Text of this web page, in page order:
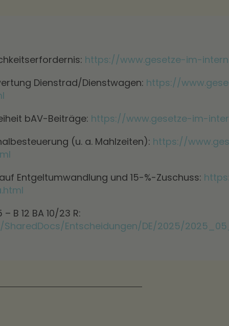
https://www.gesetze-im-
Dienstrad/Dienstwagen: https://
bAV-Beiträge: https://www.gesetze-im-
(u. a. Mahlzeiten): https://
Entgeltumwandlung und 15-%-Zuschuss:
B 12 BA 10/23 R:
Entscheidungen/DE/2025/